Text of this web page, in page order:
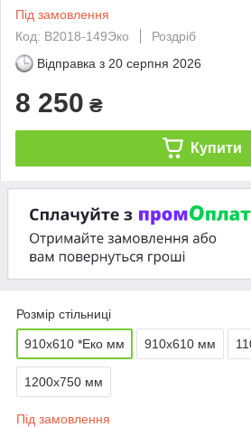
Під замовлення
Код: B2018-149Эко
Роздріб
Відправка з 20 серпня 2026
8 250 ₴
Купити
Розмір стільниці
910х610 *Еко мм 910х610 мм
1200х750 мм
Під замовлення